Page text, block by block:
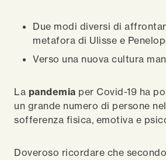
Due modi diversi di
metafora di Ulisse e
Verso una nuova cultura
La pandemia per Covid-19 ha
un grande numero di persone
sofferenza fisica, emotiva e
Doveroso ricordare che